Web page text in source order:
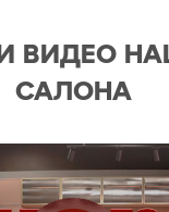
ВИДЕО
САЛОНА